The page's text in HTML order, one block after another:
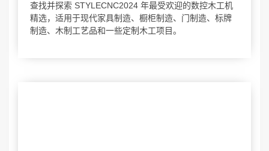
查找并探索 STYLECNC2024 年最受欢迎的数控木工机
精选，适用于现代家具制造、橱柜制造、门制造、标牌
制造、木制工艺品和一些定制木工项目。